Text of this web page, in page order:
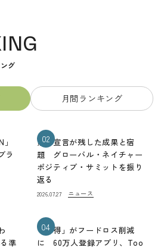
グ
月間ランキング
ラ
02
熊本宣言が残した成果と宿
題 グローバル・ネイチャー
ポジティブ・サミットを振り
返る
2026.07.27 ニュース
準
04
「お得」がフードロス削減
に 60万人登録アプリ、Too